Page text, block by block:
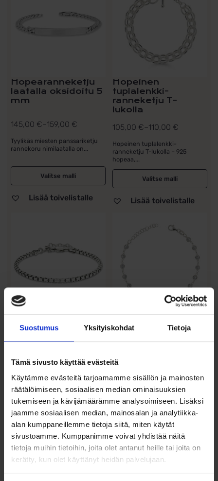
Suostumus Yksityiskohdat Tietoja
Tämä sivusto käyttää evästeitä
Käytämme evästeitä tarjoamamme sisällön ja mainosten
räätälöimiseen, sosiaalisen median ominaisuuksien
tukemiseen ja kävijämäärämme analysoimiseen. Lisäksi
jaamme sosiaalisen median, mainosalan ja analytiikka-
alan kumppaneillemme tietoja siitä, miten käytät
sivustoamme. Kumppanimme voivat yhdistää näitä
tietoja muihin tietoihin, joita olet antanut heille tai joita on
kerätty, kun olet käyttänyt heidän palvelujaan.
Hopearanneketju
laatalla oksidoitu 5
mm
145,00 €–159,00 €
Hintaluokka:
145,00 €
-
159,00 €
Tyylikäs miesten panssariketju
rannekoru nimilaatalla on...
Valitse malli
muunnelma.
Voit
tehdä
Lisää toivelistalle
Hopeinen
tuplalenkki-
ranneketju T-
lukolla
105,00 €–110,00 €
Hintaluokka:
105,00 €
-
110,00 €
Hopeinen tuplalenkki-
ranneketju T-lukolla – 925
hopeaa,...
Valitse malli
useampi
muunnelma.
tehdä
valinnat
tuotteen
Lisää toivelistalle
pyöristetty
venetsia-
113,00€
Hopeinen pyöristetty venetsia-
ranneketju, oksidoitua 925
hopeaa....
Lisää toivelistalle
rannekoru kirkkailla
zirkoneilla 17+3 cm
95,00
Hopeinen rannekoru kirkkailla
zirkoneilla – rodinoitu...
Lisää ostoskoriin
Lisää toivelistalle